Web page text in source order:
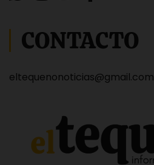
CONTACTO
eltequenonoticias@gmail.com